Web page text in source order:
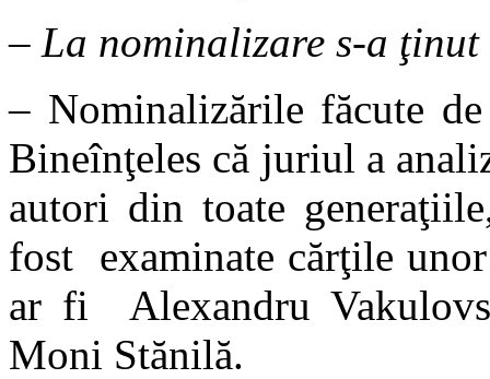
– La nominalizare s-a
– Nominalizările făcute
Bineînţeles că juriul a
autori din toate
fost examinate cărţile
ar fi Alexandru
Moni Stănilă.